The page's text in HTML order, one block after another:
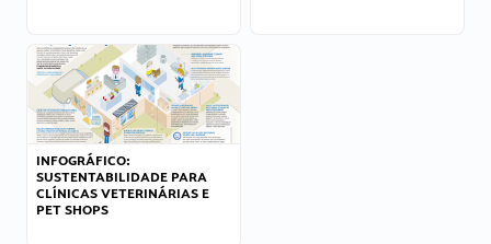
INFOGRÁFICO:
SUSTENTABILIDADE PARA
CLÍNICAS VETERINÁRIAS E
PET SHOPS